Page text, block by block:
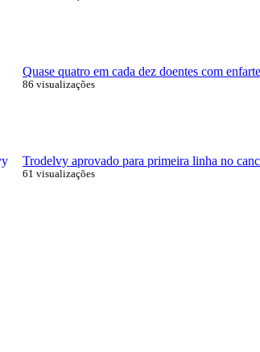
Quase quatro em cada dez doentes com
86 visualizações
Trodelvy aprovado para primeira linha no
61 visualizações